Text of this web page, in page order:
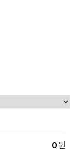
0원